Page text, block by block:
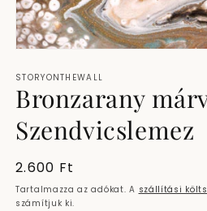
megnyitása
a
modális
STORYONTHEWALL
Bronzarany
Szendvicslemez
Normál
ár
2.600 Ft
Tartalmazza az adókat. A szállítási
számítjuk ki.